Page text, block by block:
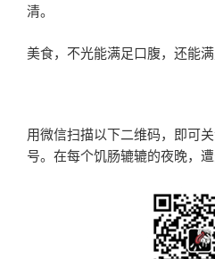
清。
美食，不光能满足口腹，还能满
用微信扫描以下二维码，即可
号。在每个饥肠辘辘的夜晚，